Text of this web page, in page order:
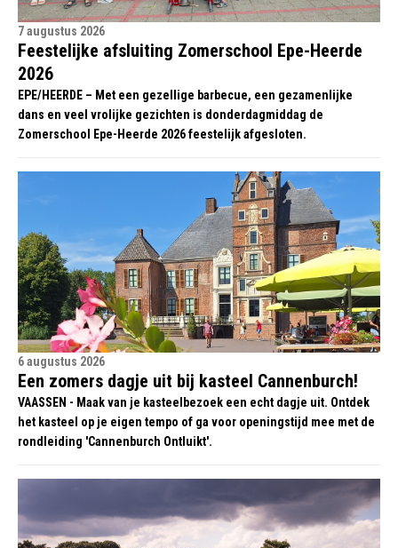
7 augustus 2026
Feestelijke afsluiting Zomerschool Epe-Heerde
2026
EPE/HEERDE – Met een gezellige barbecue, een gezamenlijke
dans en veel vrolijke gezichten is donderdagmiddag de
Zomerschool Epe-Heerde 2026 feestelijk afgesloten.
6 augustus 2026
Een zomers dagje uit bij kasteel Cannenburch!
VAASSEN - Maak van je kasteelbezoek een echt dagje uit. Ontdek
het kasteel op je eigen tempo of ga voor openingstijd mee met de
rondleiding 'Cannenburch Ontluikt'.